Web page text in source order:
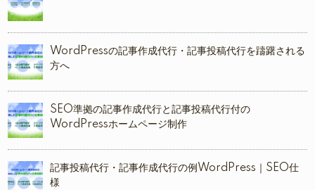
WordPressの記事作成代行・記事投稿代行を躊躇される
方へ
SEO準拠の記事作成代行と記事投稿代行付の
WordPressホームページ制作
記事投稿代行・記事作成代行の例WordPress｜SEO仕
様